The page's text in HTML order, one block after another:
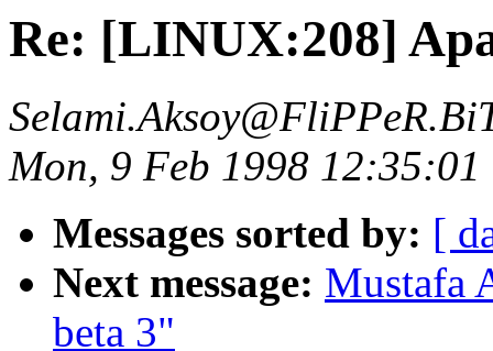
Re: [LINUX:208]
Mon, 9 Feb 1998
Messages sorted by: [
Next message: Mustafa
beta 3"